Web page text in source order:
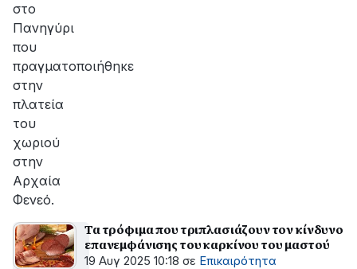
στο
Πανηγύρι
που
πραγματοποιήθηκε
στην
πλατεία
του
χωριού
στην
Αρχαία
Φενεό.
Τα τρόφιμα που τριπλασιάζουν τον κίνδυνο
επανεμφάνισης του καρκίνου του μαστού
19 Αυγ 2025 10:18 σε Επικαιρότητα